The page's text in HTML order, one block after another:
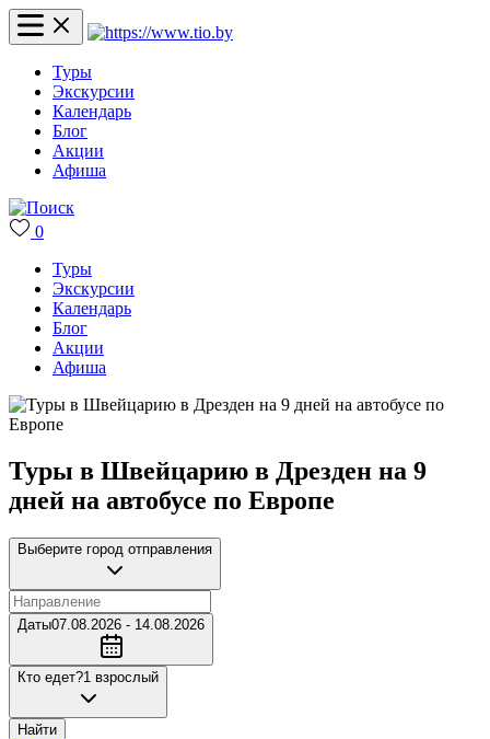
Туры
Экскурсии
Календарь
Блог
Акции
Афиша
0
Туры
Экскурсии
Календарь
Блог
Акции
Афиша
Туры в Швейцарию в Дрезден на 9
дней на автобусе по Европе
Выберите город отправления
Даты07.08.2026 - 14.08.2026
Кто едет?1 взрослый
Найти